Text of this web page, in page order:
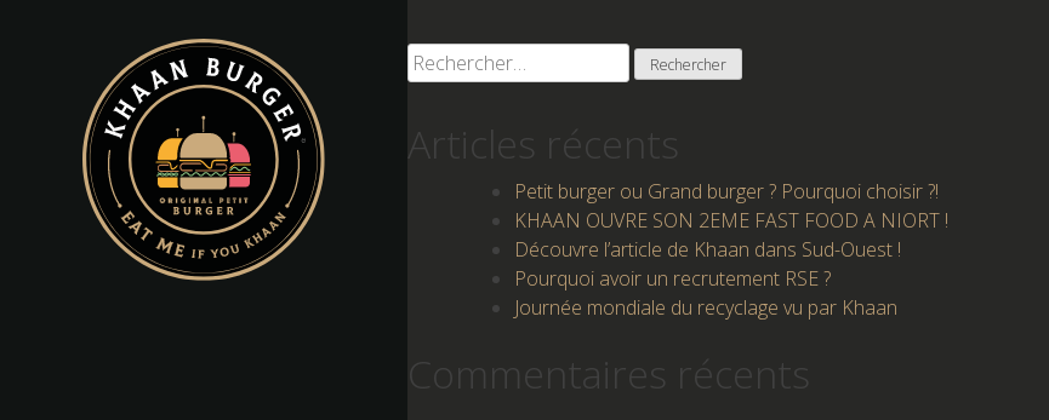
Rechercher :
Articles récents
Petit burger ou Grand burger ? Pourquoi choisir ?!
KHAAN OUVRE SON 2EME FAST FOOD A NIORT !
Découvre l’article de Khaan dans Sud-Ouest !
Pourquoi avoir un recrutement RSE ?
Journée mondiale du recyclage vu par Khaan
Commentaires récents